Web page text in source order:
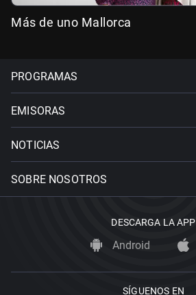
Más de uno Mallorca
PROGRAMAS
EMISORAS
NOTICIAS
SOBRE NOSOTROS
DESCARGA LA APP
Android
SÍGUENOS EN